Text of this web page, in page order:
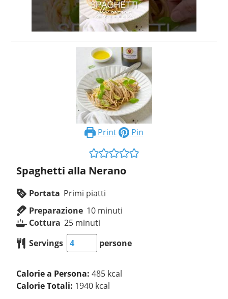
Print Pin
Spaghetti alla Nerano
Portata Primi piatti
Preparazione 10 minuti
Cottura 25 minuti
Servings
persone
Calorie a Persona:485 kcal
Calorie Totali: 1940 kcal